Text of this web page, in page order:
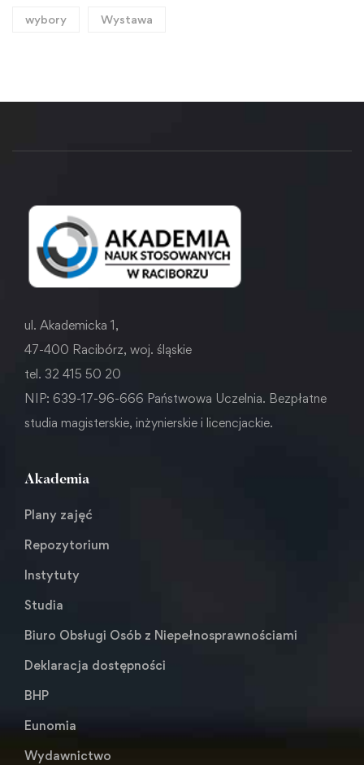
wybory Wystawa
ul. Akademicka 1,
47-400 Racibórz, woj. śląskie
tel. 32 415 50 20
NIP: 639-17-96-666 Państwowa Uczelnia. Bezpłatne
studia magisterskie, inżynierskie i licencjackie.
Akademia
Plany zajęć
Repozytorium
Instytuty
Studia
Biuro Obsługi Osób z Niepełnosprawnościami
Deklaracja dostępności
BHP
Eunomia
Wydawnictwo